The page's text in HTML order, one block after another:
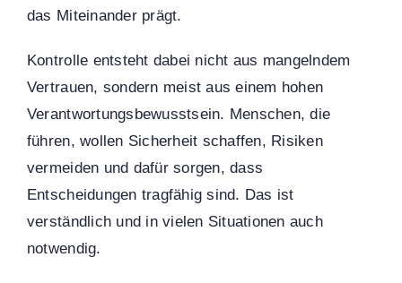
das Miteinander prägt.
Kontrolle entsteht dabei nicht aus mangelndem
Vertrauen, sondern meist aus einem hohen
Verantwortungsbewusstsein. Menschen, die
führen, wollen Sicherheit schaffen, Risiken
vermeiden und dafür sorgen, dass
Entscheidungen tragfähig sind. Das ist
verständlich und in vielen Situationen auch
notwendig.